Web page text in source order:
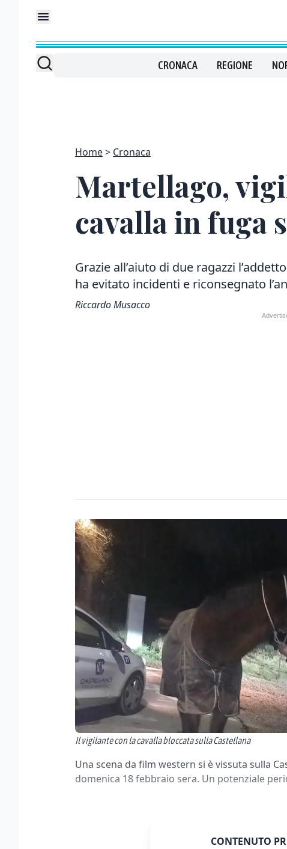
CRONACA REGIONE
Home Cronaca
Martellago,
cavalla in fuga
Grazie all’aiuto di due ragazzi
ha evitato incidenti e riconsegnato
Riccardo Musacco
Il vigilante con la cavalla bloccata sulla Castellana
Una scena da film western si è vissuta sulla
domenica 18 febbraio sera. Un potenziale
CONTENUTO